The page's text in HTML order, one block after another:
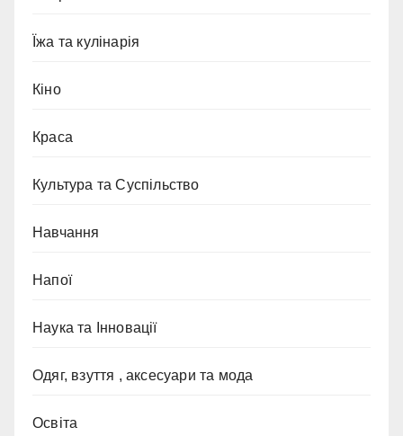
Їжа та кулінарія
Кіно
Краса
Культура та Суспільство
Навчання
Напої
Наука та Інновації
Одяг, взуття , аксесуари та мода
Освіта